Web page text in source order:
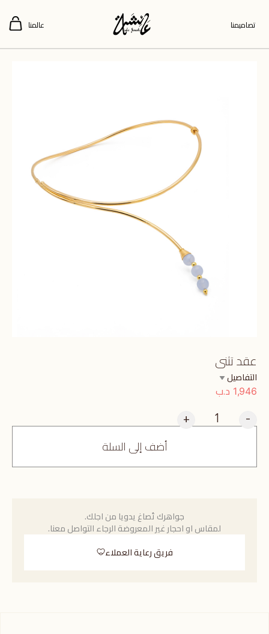
تصاميمنا عالمنا
عقد تثنى
التفاصيل
1,946 د.ب
-
+
أضف إلى السلة
جواهرك تُصاغ يدويا من اجلك.
لمقاس او احجار غير المعروضة الرجاء التواصل معنا.
فريق رعاية العملاء